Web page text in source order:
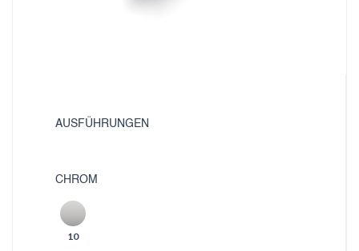
AUSFÜHRUNGEN
CHROM
10